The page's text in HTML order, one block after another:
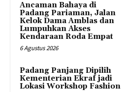
Ancaman Bahaya di
Padang Pariaman, Jalan
Kelok Dama Amblas dan
Lumpuhkan Akses
Kendaraan Roda Empat
6 Agustus 2026
Padang Panjang Dipilih
Kementerian Ekraf jadi
Lokasi Workshop Fashion